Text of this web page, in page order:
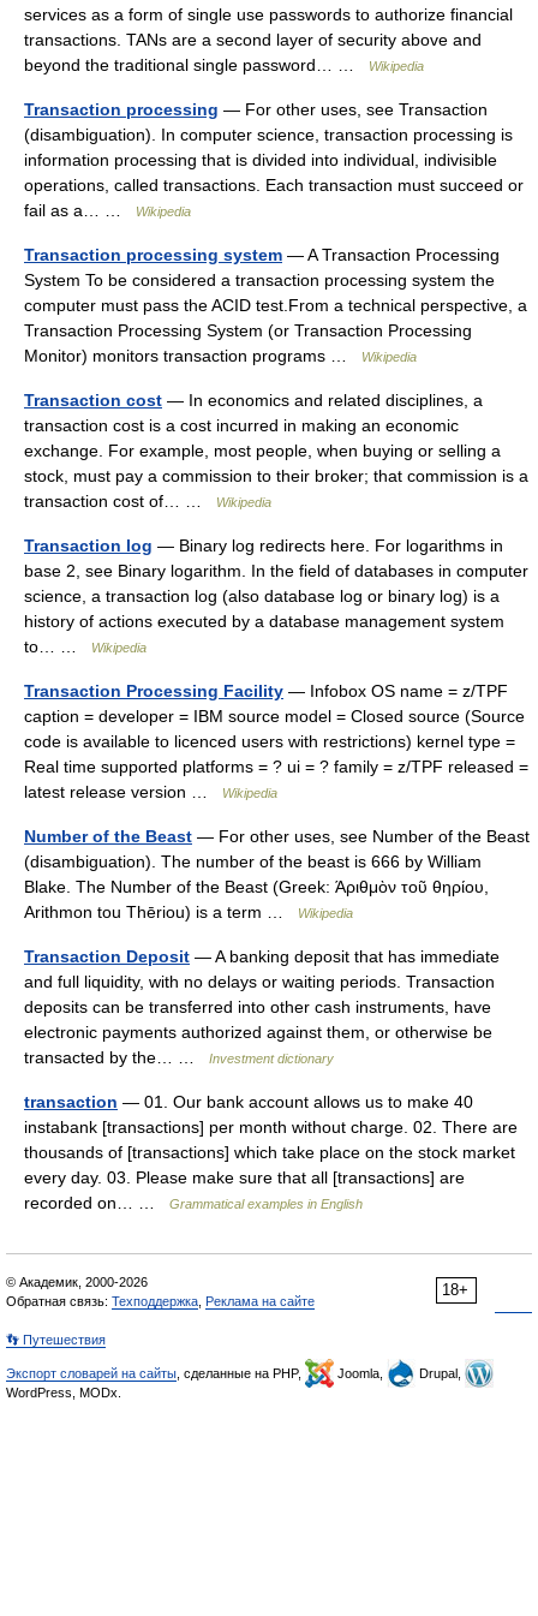
services as a form of single use passwords to authorize financial
transactions. TANs are a second layer of security above and
beyond the traditional single password… …
Wikipedia
Transaction processing — For other uses, see Transaction
(disambiguation). In computer science, transaction processing is
information processing that is divided into individual, indivisible
operations, called transactions. Each transaction must succeed or
fail as a… …
Wikipedia
Transaction processing system — A Transaction Processing
System To be considered a transaction processing system the
computer must pass the ACID test.From a technical perspective, a
Transaction Processing System (or Transaction Processing
Monitor) monitors transaction programs …
Wikipedia
Transaction cost — In economics and related disciplines, a
transaction cost is a cost incurred in making an economic
exchange. For example, most people, when buying or selling a
stock, must pay a commission to their broker; that commission is a
transaction cost of… …
Wikipedia
Transaction log — Binary log redirects here. For logarithms in
base 2, see Binary logarithm. In the field of databases in computer
science, a transaction log (also database log or binary log) is a
history of actions executed by a database management system
to… …
Wikipedia
Transaction Processing Facility — Infobox OS name = z/TPF
caption = developer = IBM source model = Closed source (Source
code is available to licenced users with restrictions) kernel type =
Real time supported platforms = ? ui = ? family = z/TPF released =
latest release version …
Wikipedia
Number of the Beast — For other uses, see Number of the Beast
(disambiguation). The number of the beast is 666 by William
Blake. The Number of the Beast (Greek: Άριθμὸν τοῦ θηρίου,
Arithmon tou Thēriou) is a term …
Wikipedia
Transaction Deposit — A banking deposit that has immediate
and full liquidity, with no delays or waiting periods. Transaction
deposits can be transferred into other cash instruments, have
electronic payments authorized against them, or otherwise be
transacted by the… …
Investment dictionary
transaction — 01. Our bank account allows us to make 40
instabank [transactions] per month without charge. 02. There are
thousands of [transactions] which take place on the stock market
every day. 03. Please make sure that all [transactions] are
recorded on… …
Grammatical examples in English
18+
© Академик, 2000-2026
Обратная связь: Техподдержка Реклама на сайте
👣 Путешествия
Экспорт словарей на сайты , сделанные на PHP, Joomla,
Drupal,
WordPress, MODx.